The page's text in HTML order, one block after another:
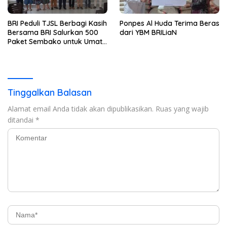
BRI Peduli TJSL Berbagi Kasih
Bersama BRI Salurkan 500
Paket Sembako untuk Umat
Ponpes Al Huda Terima Beras
dari YBM BRILiaN
Tinggalkan Balasan
Alamat email Anda tidak akan dipublikasikan. Ruas yang wajib
ditandai *